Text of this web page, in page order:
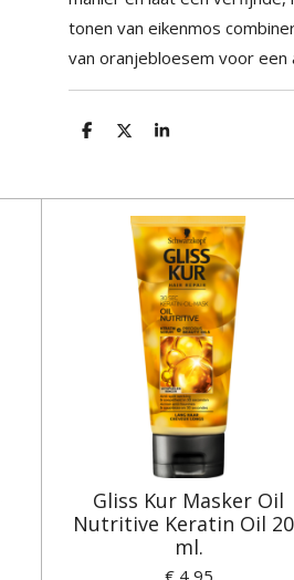
tonen van eikenmos
van oranjebloesem voor een
D
n
D
S
e
Gliss Kur Masker Oil
Nutritive Keratin Oil
ml.
€ 4,95